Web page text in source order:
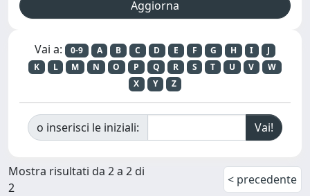
Vai a: 0-9 A B C D E F G H I
J
K
L M N O P Q R S T U V
W
X
Y Z
o inserisci le iniziali:
Mostra risultati da 2 a 2 di
2
< precedente